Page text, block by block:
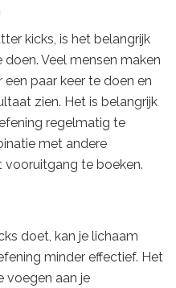
kicks, is het belangrijk
Veel mensen maken
paar keer te doen en
zien. Het is belangrijk
regelmatig te
met andere
vooruitgang te boeken.
doet, kan je lichaam
minder effectief. Het
voegen aan je